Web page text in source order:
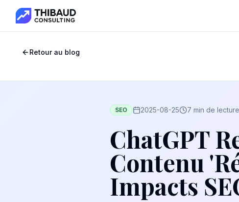
Retour au blog
SEO 2025-08-25 7 min de lecture
ChatGPT
Contenu
Impacts